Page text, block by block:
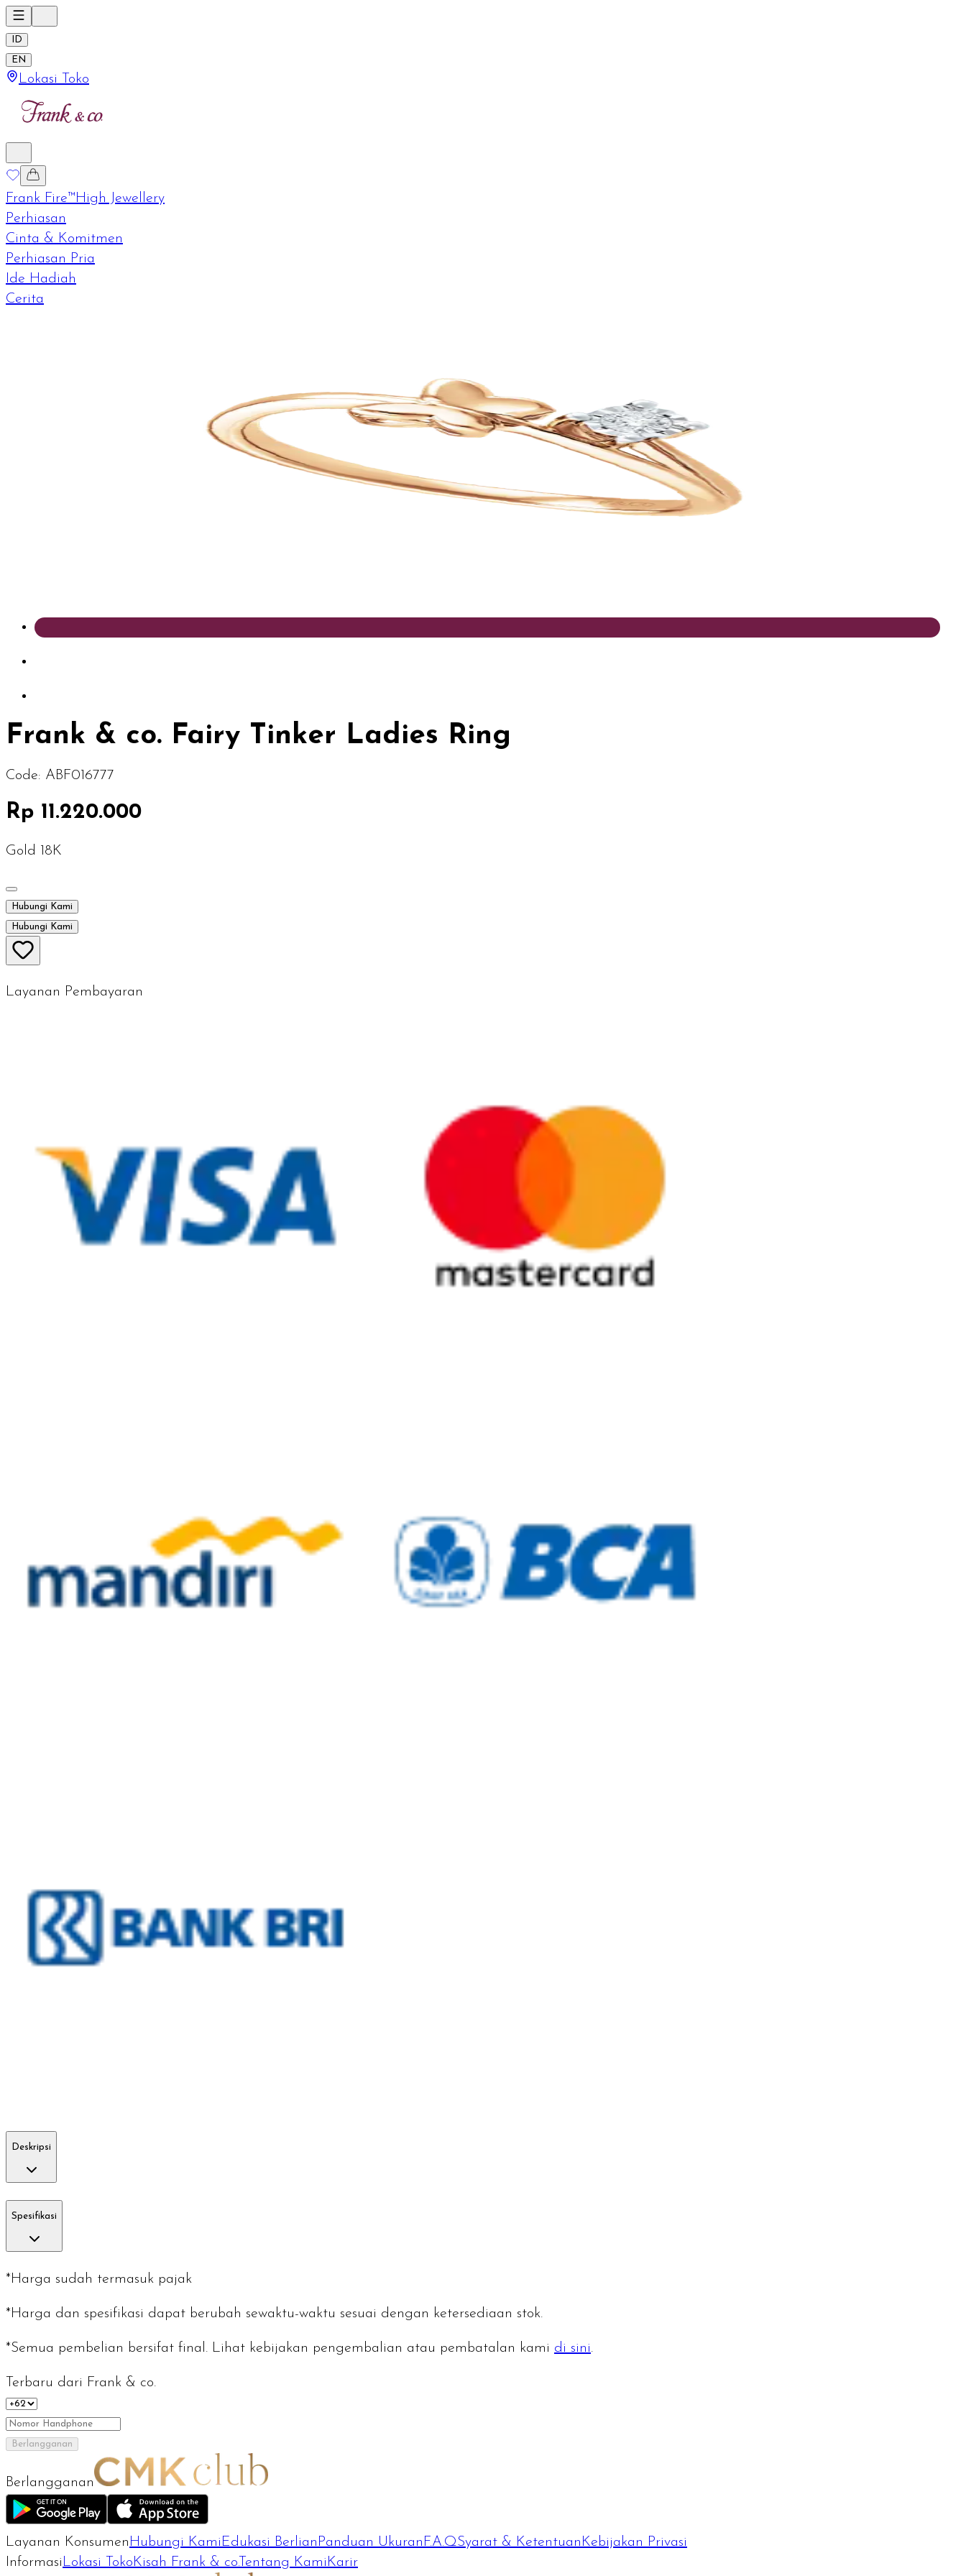
ID
EN
Lokasi Toko
Frank Fire™High Jewellery
Perhiasan
Cinta & Komitmen
Perhiasan Pria
Ide Hadiah
Cerita
Frank & co. Fairy Tinker Ladies Ring
Code: ABF016777
Rp 11.220.000
Gold 18K
Hubungi Kami
Hubungi Kami
Layanan Pembayaran
Deskripsi
Spesifikasi
*Harga sudah termasuk pajak
*Harga dan spesifikasi dapat berubah sewaktu-waktu sesuai dengan ketersediaan stok.
*Semua pembelian bersifat final. Lihat kebijakan pengembalian atau pembatalan kami di sini.
Terbaru dari Frank & co.
Berlangganan
Berlangganan
Layanan Konsumen Hubungi Kami Edukasi Berlian Panduan Ukuran F.A.QSyarat & Ketentuan Kebijakan Privasi
Informasi Lokasi Toko Kisah Frank & co.Tentang Kami Karir